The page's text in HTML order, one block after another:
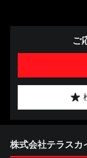
ご
株式会社テラスカ